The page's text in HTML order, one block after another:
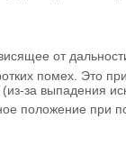
от
помех. Это
за выпадения
положение